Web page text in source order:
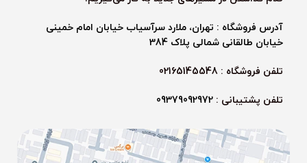
آدرس فروشگاه : تهران، ملارد سرآسیاب خیابان امام خمینی
خیابان طالقانی شمالی پلاک 384
تلفن فروشگاه : 02165145548
تلفن پشتیبانی : 09379092972